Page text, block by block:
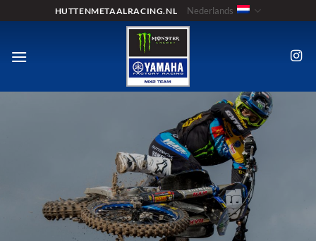
naar
HUTTENMETAALRACING.NL Nederlands